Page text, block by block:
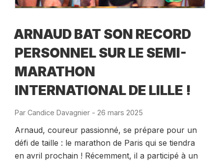
ARNAUD BAT SON RECORD
PERSONNEL SUR LE SEMI-
MARATHON
INTERNATIONAL DE LILLE !
Par Candice Davagnier - Publié
26 mars 2025
Arnaud, coureur passionné, se prépare pour un
défi de taille : le marathon de Paris qui se tiendra
en avril prochain ! Récemment, il a participé à un